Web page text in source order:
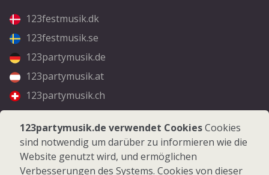
123festmusik.dk
123festmusik.se
123partymusik.de
123partymusik.at
123partymusik.ch
Folgen Sie uns
Facebook
Instagram
123partymusik.de verwendet CookiesCookies
sind notwendig um darüber zu informieren wie die
Website genutzt wird, und ermöglichen
Verbesserungen des Systems. Cookies von dieser